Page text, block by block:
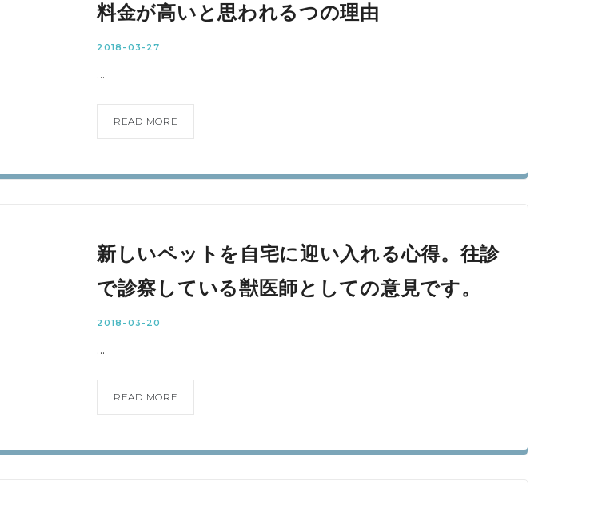
料金が高いと思われるつの理由
2018-03-27
...
READ MORE
新しいペットを自宅に迎い入れる心得。往診
で診察している獣医師としての意見です。
2018-03-20
...
READ MORE